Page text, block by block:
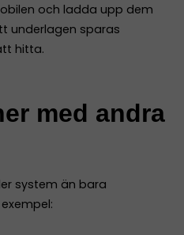
och ladda upp dem
underlagen sparas
hitta.
med andra
system än bara